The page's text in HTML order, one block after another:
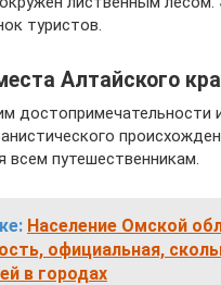
туристов.
Алтайского
достопримечательности
всем путешественникам.
Население Омской
официальная,
в городах